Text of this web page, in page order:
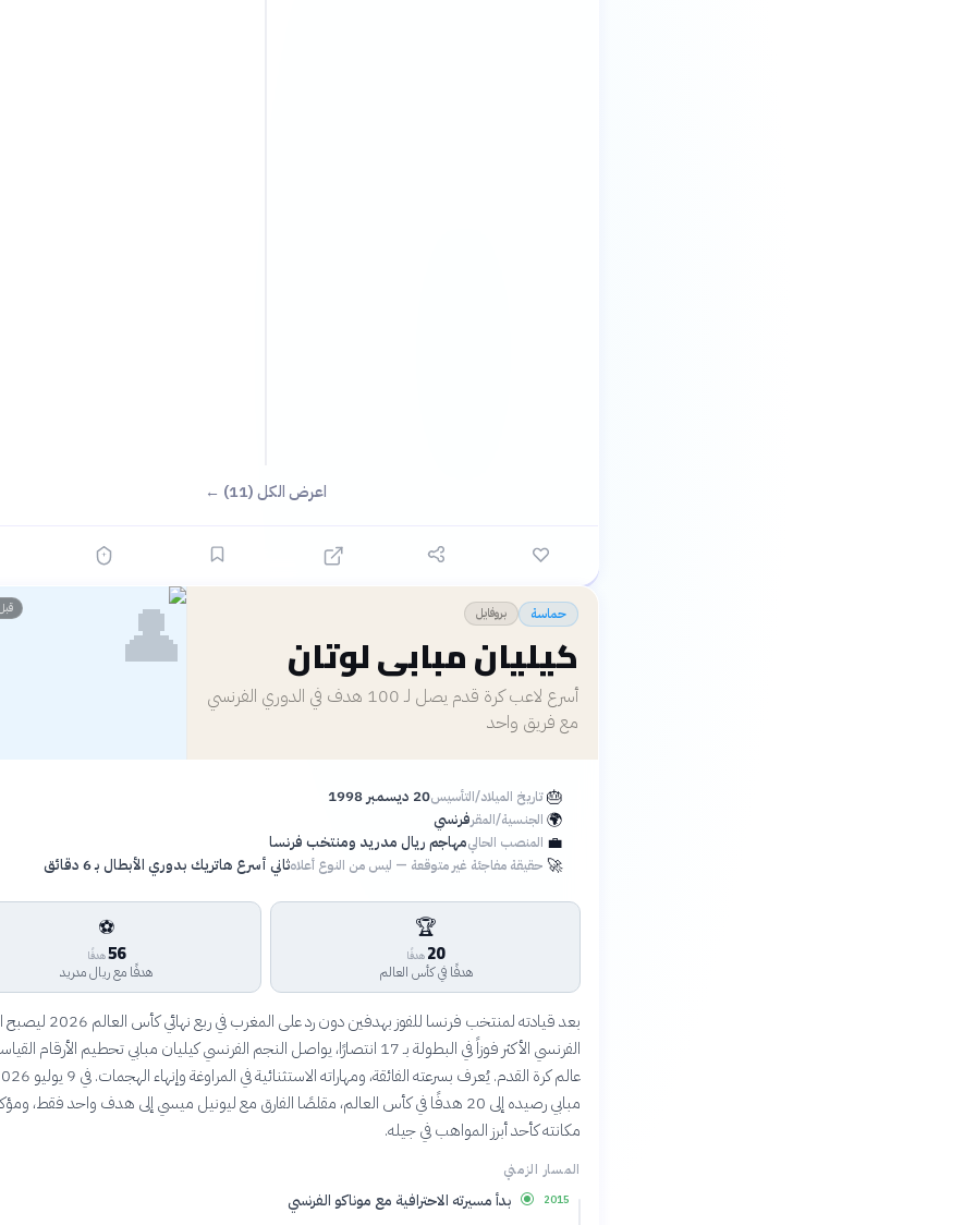
اعرض الكل (11) ←
حماسة بروفايل
كيليان مبابي لوتان
أسرع لاعب كرة قدم يصل لـ 100 هدف في الدوري الفرنسي
مع فريق واحد
قبل 10 👤
🎂تاريخ الميلاد/التأسيس20 ديسمبر 1998
🌍 الجنسية/المقرفرنسي
💼 المنصب الحاليمهاجم ريال مدريد ومنتخب فرنسا
🚀 حقيقة مفاجئة غير متوقعة — ليس من النوع أعلاهثاني أسرع هاتريك بدوري الأبطال بـ 6 دقائق
🏆
20 هدفًا
هدفًا في كأس العالم
⚽
56هدفًا
هدفًا مع ريال مدريد
بعد قيادته لمنتخب فرنسا للفوز بهدفين دون رد على
الفرنسي الأكثر فوزاً في البطولة بـ 17 انتصارًا، يواصل النجم الفرنسي كيليان مبابي تحطيم الأرقام
مبابي رصيده إلى 20 هدفًا في كأس العالم، مقلصًا الفارق مع ليونيل ميسي إلى هدف واحد فقط،
مكانته كأحد أبرز المواهب في جيله.
المسار الزمني
2015 بدأ مسيرته الاحترافية مع موناكو الفرنسي